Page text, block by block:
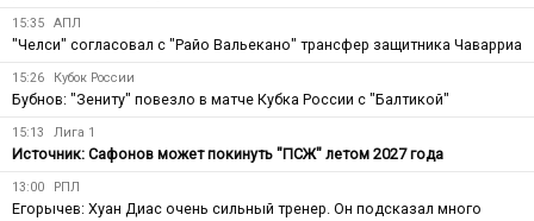
15:35 АПЛ
"Челси" согласовал с "Райо Вальекано" трансфер защитника Чаварриа
15:26 Кубок России
Бубнов: "Зениту" повезло в матче Кубка России с "Балтикой"
15:13 Лига 1
Источник: Сафонов может покинуть "ПСЖ" летом 2027 года
13:00 РПЛ
Егорычев: Хуан Диас очень сильный тренер. Он подсказал много